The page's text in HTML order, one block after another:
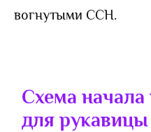
вогнутыми ССН.
Схема начала
для рукавицы